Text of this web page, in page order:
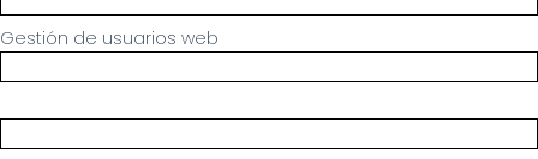
Gestión de usuarios web